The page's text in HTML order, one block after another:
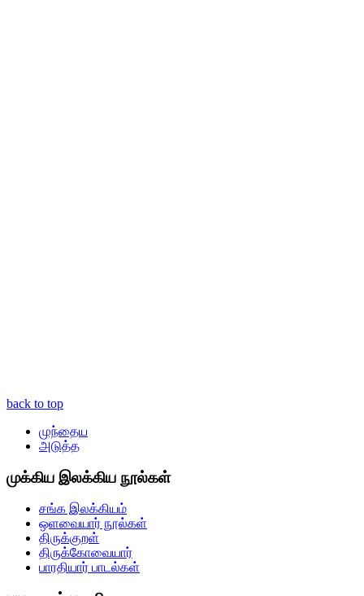
back to top
முந்தைய
அடுத்த
முக்கிய இலக்கிய நூல்கள்
சங்க இலக்கியம்
ஒளவையார் நூல்கள்
திருக்குறள்
திருக்கோவையார்
பாரதியார் பாடல்கள்